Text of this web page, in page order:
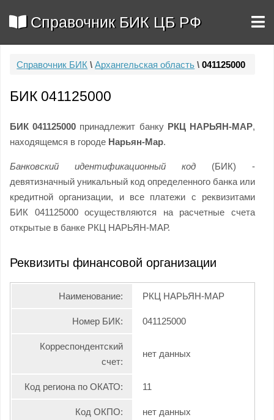
Справочник БИК ЦБ РФ
Справочник БИК \ Архангельская область \ 041125000
БИК 041125000
БИК 041125000 принадлежит банку РКЦ НАРЬЯН-МАР,
находящемся в городе Нарьян-Мар.
Банковский идентификационный код (БИК) -
девятизначный уникальный код определенного банка или
кредитной организации, и все платежи с реквизитами
БИК 041125000 осуществляются на расчетные счета
открытые в банке РКЦ НАРЬЯН-МАР.
Реквизиты финансовой организации
Наименование: РКЦ НАРЬЯН-МАР
Номер БИК: 041125000
Корреспондентский
счет:
нет данных
Код региона по ОКАТО: 11
Код ОКПО: нет данных